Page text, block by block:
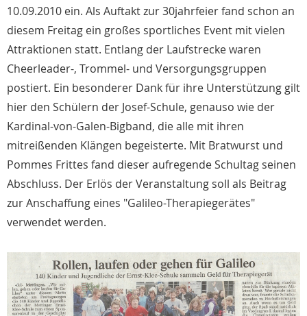
10.09.2010 ein. Als Auftakt zur 30jahrfeier fand schon an
diesem Freitag ein großes sportliches Event mit vielen
Attraktionen statt. Entlang der Laufstrecke waren
Cheerleader-, Trommel- und Versorgungsgruppen
postiert. Ein besonderer Dank für ihre Unterstützung gilt
hier den Schülern der Josef-Schule, genauso wie der
Kardinal-von-Galen-Bigband, die alle mit ihren
mitreißenden Klängen begeisterte. Mit Bratwurst und
Pommes Frittes fand dieser aufregende Schultag seinen
Abschluss. Der Erlös der Veranstaltung soll als Beitrag
zur Anschaffung eines "Galileo-Therapiegerätes"
verwendet werden.